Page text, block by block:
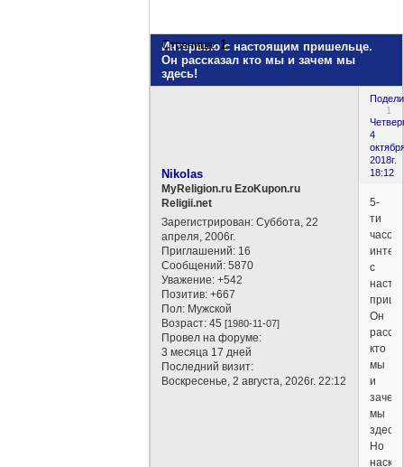
Интервью с настоящим пришельце.
Он рассказал кто мы и зачем мы
здесь!
Страница:1
1
4
2018г.
18:12
Nikolas
MyReligion.ru EzoKupon.ru
Religii.net
Зарегистрирован: Суббота, 22
апреля, 2006г.
Приглашений: 16
Сообщений: 5870
Уважение: +542
Позитив: +667
Пол: Мужской
Возраст: 45[1980-11-07]
Провел на форуме:
3 месяца 17 дней
Последний визит:
Воскресенье, 2 августа, 2026г. 22:12
5-
ти
с
Он
кто
мы
и
зачем
мы
здесь!
Но